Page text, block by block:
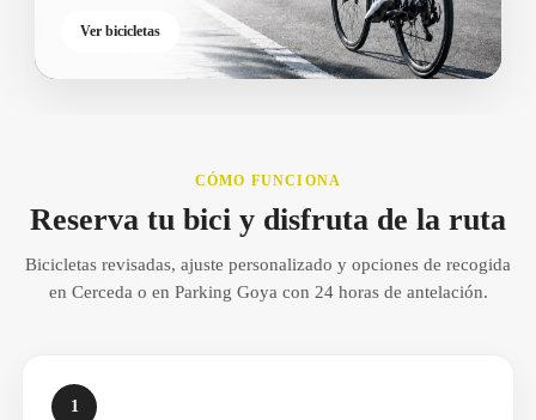
Ver bicicletas
CÓMO FUNCIONA
Reserva tu bici y disfruta de la ruta
Bicicletas revisadas, ajuste personalizado y opciones de recogida
en Cerceda o en Parking Goya con 24 horas de antelación.
1